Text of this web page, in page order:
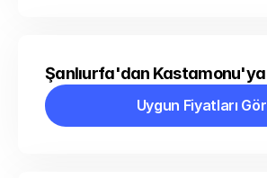
Şanlıurfa'dan Kastamonu'ya
Uygun Fiyatları Gör
Uygun Fiyatları Gör